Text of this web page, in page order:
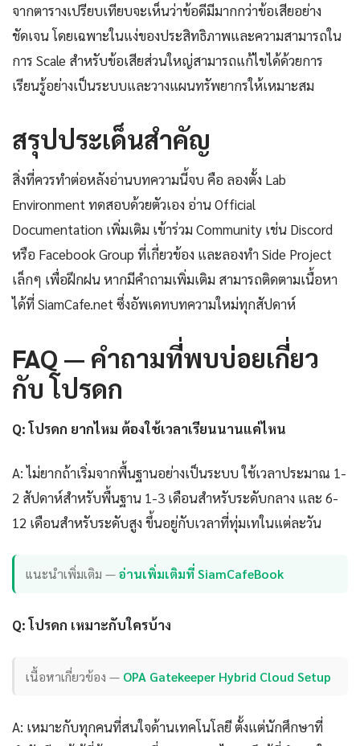
จากตารางเปรียบเทียบจะเห็นว่าข้อดีมีมากกว่าข้อเสียอย่าง
ชัดเจน โดยเฉพาะในแง่ของประสิทธิภาพและความสามารถใน
การ Scale สำหรับข้อเสียส่วนใหญ่สามารถแก้ไขได้ด้วยการ
เรียนรู้อย่างเป็นระบบและวางแผนทรัพยากรให้เหมาะสม
สรุปประเด็นสำคัญ
สิ่งที่ควรทำต่อหลังอ่านบทความนี้จบ คือ ลองตั้ง Lab
Environment ทดสอบด้วยตัวเอง อ่าน Official
Documentation เพิ่มเติม เข้าร่วม Community เช่น Discord
หรือ Facebook Group ที่เกี่ยวข้อง และลองทำ Side Project
เล็กๆ เพื่อฝึกฝน หากมีคำถามเพิ่มเติม สามารถติดตามเนื้อหา
ได้ที่ SiamCafe.net ซึ่งอัพเดทบทความใหม่ทุกสัปดาห์
FAQ — คำถามที่พบบ่อยเกี่ยว
กับ โปรดก
Q: โปรดก ยากไหม ต้องใช้เวลาเรียนนานแค่ไหน
A: ไม่ยากถ้าเริ่มจากพื้นฐานอย่างเป็นระบบ ใช้เวลาประมาณ 1-
2 สัปดาห์สำหรับพื้นฐาน 1-3 เดือนสำหรับระดับกลาง และ 6-
12 เดือนสำหรับระดับสูง ขึ้นอยู่กับเวลาที่ทุ่มเทในแต่ละวัน
แนะนำเพิ่มเติม —อ่านเพิ่มเติมที่ SiamCafeBook
Q: โปรดก เหมาะกับใครบ้าง
เนื้อหาเกี่ยวข้อง — OPA Gatekeeper Hybrid Cloud Setup
A: เหมาะกับทุกคนที่สนใจด้านเทคโนโลยี ตั้งแต่นักศึกษาที่